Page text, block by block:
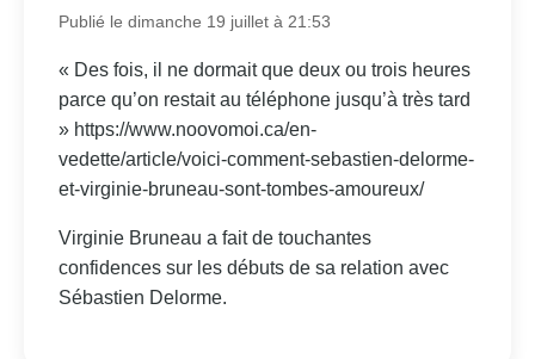
Publié le dimanche 19 juillet à 21:53
« Des fois, il ne dormait que deux ou trois heures
parce qu’on restait au téléphone jusqu’à très tard
» https://www.noovomoi.ca/en-
vedette/article/voici-comment-sebastien-delorme-
et-virginie-bruneau-sont-tombes-amoureux/
Virginie Bruneau a fait de touchantes
confidences sur les débuts de sa relation avec
Sébastien Delorme.